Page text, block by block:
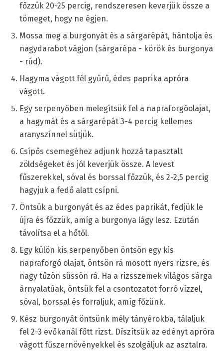
főzzük 20-25 percig, rendszeresen keverjük össze a
tömeget, hogy ne égjen.
Mossa meg a burgonyát és a sárgarépát, hántolja és
nagydarabot vágjon (sárgarépa - körök és burgonya
- rúd).
Hagyma vágott fél gyűrű, édes paprika apróra
vágott.
Egy serpenyőben melegítsük fel a napraforgóolajat,
a hagymát és a sárgarépát 3-4 percig kellemes
aranyszínnel sütjük.
Csípős csemegéhez adjunk hozzá tapasztalt
zöldségeket és jól keverjük össze. A levest
fűszerekkel, sóval és borssal főzzük, és 2-2,5 percig
hagyjuk a fedő alatt csípni.
Öntsük a burgonyát és az édes paprikát, fedjük le
újra és főzzük, amíg a burgonya lágy lesz. Ezután
távolítsa el a hőtől.
Egy külön kis serpenyőben öntsön egy kis
napraforgó olajat, öntsön rá mosott nyers rizsre, és
nagy tűzön süssön rá. Ha a rizsszemek világos sárga
árnyalatúak, öntsük fel a csontozatot forró vízzel,
sóval, borssal és forraljuk, amíg főzünk.
Kész burgonyát öntsünk mély tányérokba, tálaljuk
fel 2-3 evőkanál főtt rizst. Díszítsük az edényt apróra
vágott fűszernövényekkel és szolgáljuk az asztalra.